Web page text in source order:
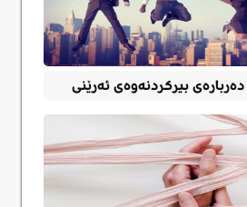
بیرکردنەوەی ئەرێنی